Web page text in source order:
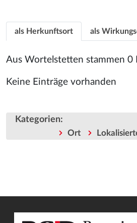
als Herkunftsort als
Aus Wortelstetten stammen 0
Keine Einträge vorhanden
Kategorien:
Ort